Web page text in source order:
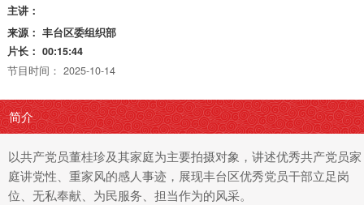
主讲：
来源： 丰台区委组织部
片长： 00:15:44
节目时间： 2025-10-14
简介
以共产党员董桂珍及其家庭为主要拍摄对象，讲述优秀共产党员家
庭讲党性、重家风的感人事迹，展现丰台区优秀党员干部立足岗
位、无私奉献、为民服务、担当作为的风采。